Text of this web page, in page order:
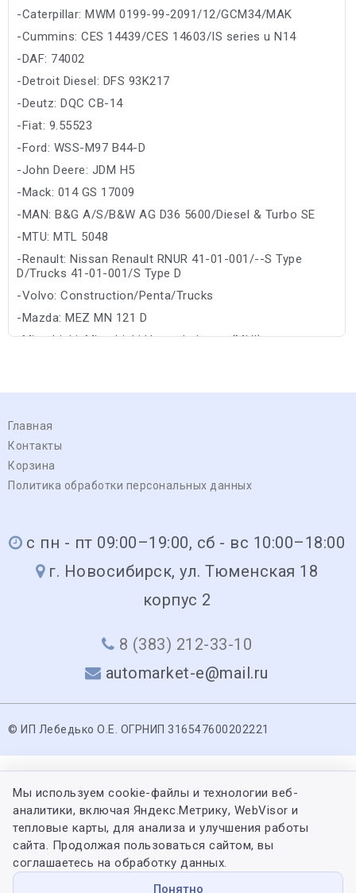
-Caterpillar: MWM 0199-99-2091/12/GCM34/MAK
-Cummins: CES 14439/CES 14603/IS series u N14
-DAF: 74002
-Detroit Diesel: DFS 93K217
-Deutz: DQC CB-14
-Fiat: 9.55523
-Ford: WSS-M97 B44-D
-John Deere: JDM H5
-Mack: 014 GS 17009
-MAN: B&G A/S/B&W AG D36 5600/Diesel & Turbo SE
-MTU: MTL 5048
-Renault: Nissan Renault RNUR 41-01-001/--S Type
D/Trucks 41-01-001/S Type D
-Volvo: Construction/Penta/Trucks
-Mazda: MEZ MN 121 D
-Mitsubishi: Mitsubishi Heavy Industry (MHI)
Главная
Контакты
Корзина
Политика обработки персональных данных
с пн - пт 09:00–19:00, сб - вс 10:00–18:00
г. Новосибирск, ул. Тюменская 18
корпус 2
8 (383) 212-33-10
automarket-e@mail.ru
© ИП Лебедько О.Е. ОГРНИП 316547600202221
Мы используем cookie-файлы и технологии веб-
аналитики, включая Яндекс.Метрику, WebVisor и
тепловые карты, для анализа и улучшения работы
сайта. Продолжая пользоваться сайтом, вы
соглашаетесь на обработку данных.
Понятно